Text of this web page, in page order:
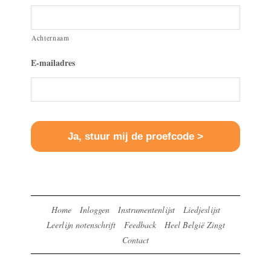
Achternaam
E-mailadres
Home Inloggen Instrumentenlijst
Liedjeslijst
Leerlijn notenschrift
Feedback
Heel België Zingt
Contact